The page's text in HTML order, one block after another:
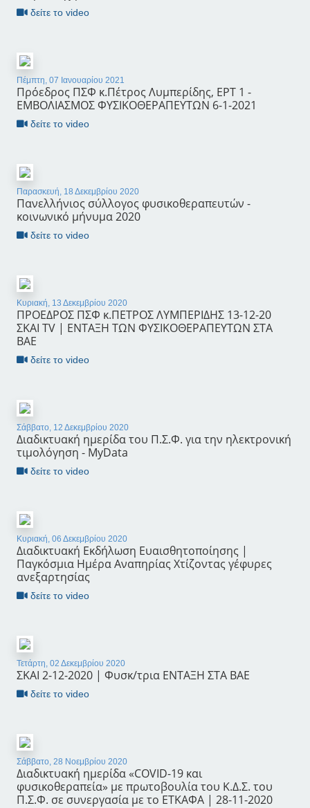
δείτε το video
Πέμπτη, 07 Ιανουαρίου 2021
Πρόεδρος ΠΣΦ κ.Πέτρος Λυμπερίδης, ΕΡΤ 1 -
ΕΜΒΟΛΙΑΣΜΟΣ ΦΥΣΙΚΟΘΕΡΑΠΕΥΤΩΝ 6-1-2021
δείτε το video
Παρασκευή, 18 Δεκεμβρίου 2020
Πανελλήνιος σύλλογος φυσικοθεραπευτών -
κοινωνικό μήνυμα 2020
δείτε το video
Κυριακή, 13 Δεκεμβρίου 2020
ΠΡΟΕΔΡΟΣ ΠΣΦ κ.ΠΕΤΡΟΣ ΛΥΜΠΕΡΙΔΗΣ 13-12-20
ΣΚΑΙ TV | ΕΝΤΑΞΗ ΤΩΝ ΦΥΣΙΚOΘΕΡΑΠΕΥΤΩΝ ΣΤΑ
ΒΑΕ
δείτε το video
Σάββατο, 12 Δεκεμβρίου 2020
Διαδικτυακή ημερίδα του Π.Σ.Φ. για την ηλεκτρονική
τιμολόγηση - MyData
δείτε το video
Κυριακή, 06 Δεκεμβρίου 2020
Διαδικτυακή Εκδήλωση Ευαισθητοποίησης |
Παγκόσμια Ημέρα Αναπηρίας Χτίζοντας γέφυρες
ανεξαρτησίας
δείτε το video
Τετάρτη, 02 Δεκεμβρίου 2020
ΣΚΑΙ 2-12-2020 | Φυσκ/τρια ΕΝΤΑΞΗ ΣΤΑ ΒΑΕ
δείτε το video
Σάββατο, 28 Νοεμβρίου 2020
Διαδικτυακή ημερίδα «COVID-19 και
φυσικοθεραπεία» με πρωτοβουλία του Κ.Δ.Σ. του
Π.Σ.Φ. σε συνεργασία με το ΕΤΚΑΦΑ | 28-11-2020